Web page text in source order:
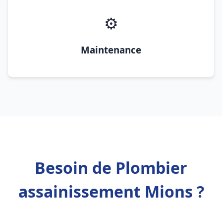
⚙️
Maintenance
Besoin de Plombier
assainissement Mions ?